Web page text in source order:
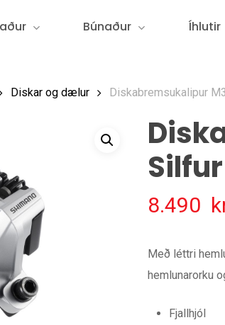
Búnaður Íhlutir
Diskar og dælur Diskabremsukalipur
Silfur
8.490
Með léttri
hemlunarorku
Fjallhjól